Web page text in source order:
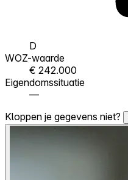
D
WOZ-waarde
€ 242.000
Eigendomssituatie
—
Kloppen je gegevens niet?